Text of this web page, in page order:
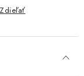
Zdieľať